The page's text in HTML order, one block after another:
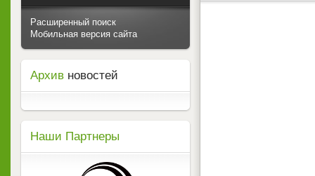
Расширенный поиск
Мобильная версия сайта
Архив новостей
Наши Партнеры